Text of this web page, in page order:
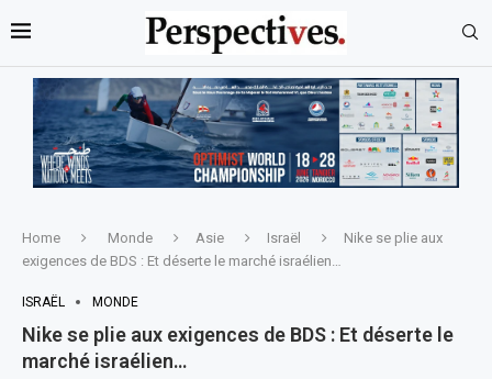
Home Monde Asie Israël
Nike se plie aux
exigences de BDS : Et déserte le marché israélien…
ISRAËL MONDE
Nike se plie aux exigences de BDS : Et déserte le
marché israélien…